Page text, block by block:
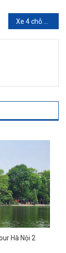
Xe 4 chỗ sân bay Tân Sơn Nhất tiện nghi – Lựa chọn hàng đầu cho chuyến đi của bạn
Hà Nội 2